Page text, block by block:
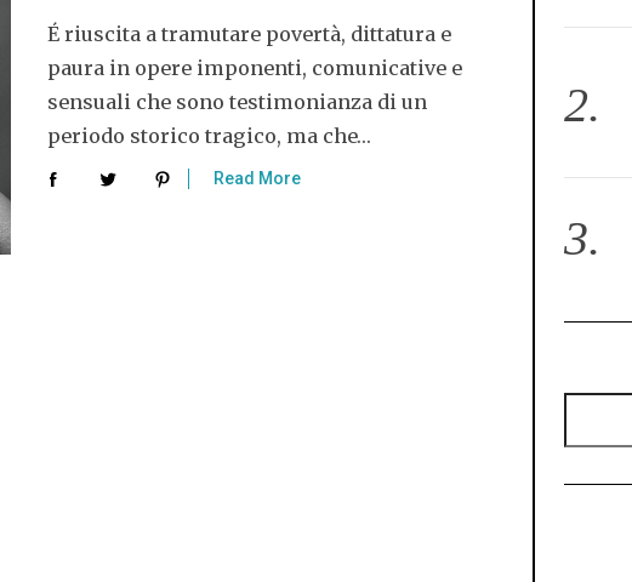
É riuscita a tramutare povertà, dittatura e
paura in opere imponenti, comunicative e
sensuali che sono testimonianza di un
periodo storico tragico, ma che…
Read More